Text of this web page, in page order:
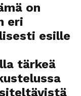
on
eri
esille
tärkeä